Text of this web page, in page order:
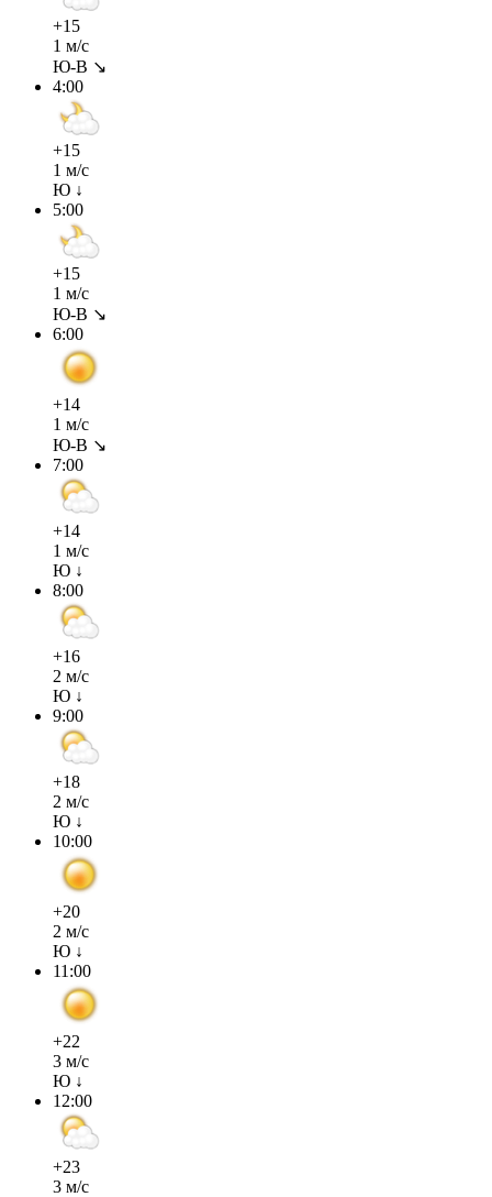
+15
1 м/с
Ю-В ↘
4:00
+15
1 м/с
Ю ↓
5:00
+15
1 м/с
Ю-В ↘
6:00
+14
1 м/с
Ю-В ↘
7:00
+14
1 м/с
Ю ↓
8:00
+16
2 м/с
Ю ↓
9:00
+18
2 м/с
Ю ↓
10:00
+20
2 м/с
Ю ↓
11:00
+22
3 м/с
Ю ↓
12:00
+23
3 м/с